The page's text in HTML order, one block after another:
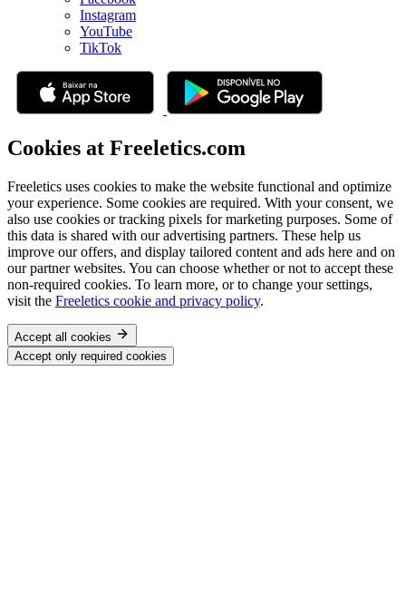
Instagram
YouTube
TikTok
Cookies at Freeletics.com
Freeletics uses cookies to make the website functional and optimize
your experience. Some cookies are required. With your consent, we
also use cookies or tracking pixels for marketing purposes. Some of
this data is shared with our advertising partners. These help us
improve our offers, and display tailored content and ads here and on
our partner websites. You can choose whether or not to accept these
non-required cookies. To learn more, or to change your settings,
visit the Freeletics cookie and privacy policy.
Accept all cookies
Accept only required cookies